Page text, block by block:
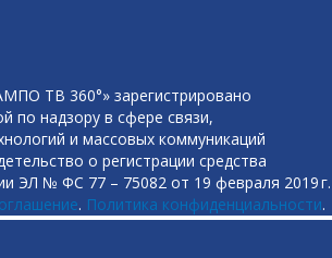
ТВ 360°» зарегистрировано
по надзору в сфере связи,
и массовых коммуникаций
о регистрации средства
ЭЛ № ФС 77 – 75082 от 19 февраля 2019 г.
. Политика конфиденциальности.